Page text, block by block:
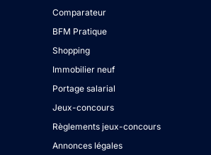
Comparateur
BFM Pratique
Shopping
Immobilier neuf
Portage salarial
Jeux-concours
Règlements jeux-concours
Annonces légales